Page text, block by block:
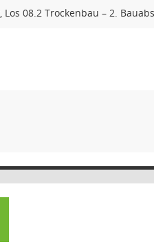
08.2 Trockenbau – 2.